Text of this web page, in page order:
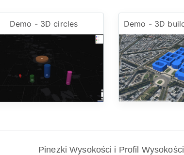
Demo - 3D circles
Pinezki Wysokości i Profil Wysokości